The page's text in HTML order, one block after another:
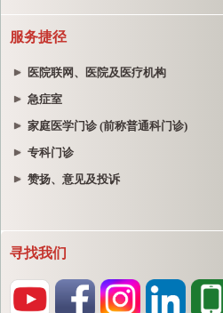
服务捷径
医院联网、医院及医疗机构
急症室
家庭医学门诊 (前称普通科门诊)
专科门诊
赞扬、意见及投诉
寻找我们